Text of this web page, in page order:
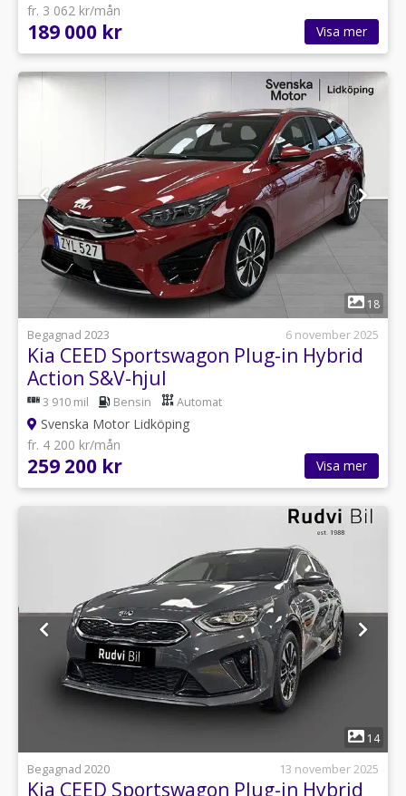
fr. 3 062 kr/mån
189 000 kr Visa mer
1
18
Begagnad 2023
6 november 2025
Kia CEED Sportswagon Plug-in Hybrid
Action S&V-hjul
3 910 mil Bensin Automat
Svenska Motor Lidköping
fr. 4 200 kr/mån
259 200 kr Visa mer
14
Begagnad 2020
13 november 2025
Kia CEED Sportswagon Plug-in Hybrid